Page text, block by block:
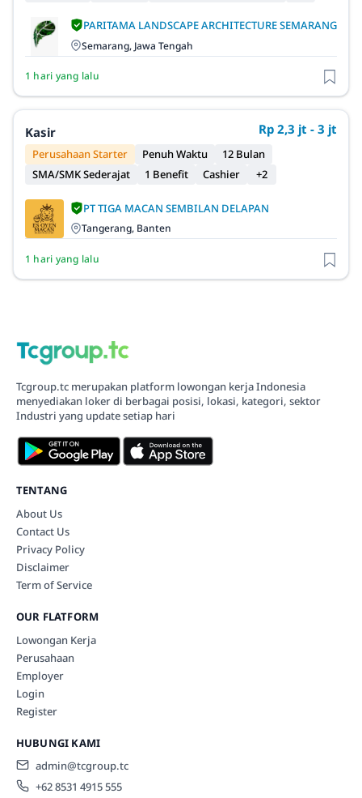
PARITAMA LANDSCAPE ARCHITECTURE SEMARANG
Semarang, Jawa Tengah
1 hari yang lalu
Kasir Rp 2,3 jt - 3 jt
Perusahaan Starter Penuh Waktu
12 Bulan
SMA/SMK Sederajat
1 Benefit Cashier +2
PT TIGA MACAN SEMBILAN DELAPAN
Tangerang, Banten
1 hari yang lalu
Tcgroup.tc merupakan platform lowongan kerja Indonesia
menyediakan loker di berbagai posisi, lokasi, kategori, sektor
Industri yang update setiap hari
TENTANG
About Us
Contact Us
Privacy Policy
Disclaimer
Term of Service
OUR FLATFORM
Lowongan Kerja
Perusahaan
Employer
Login
Register
HUBUNGI KAMI
admin@tcgroup.tc
+62 8531 4915 555